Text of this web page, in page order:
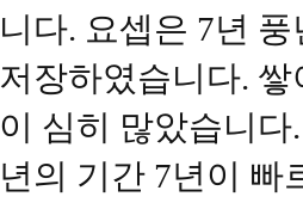
니다. 요셉은 7년
저장하였습니다.
이 심히 많았습니
년의 기간 7년이 빠